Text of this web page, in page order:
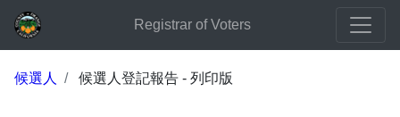
Registrar of Voters
候選人 候選人登記報告 - 列印版